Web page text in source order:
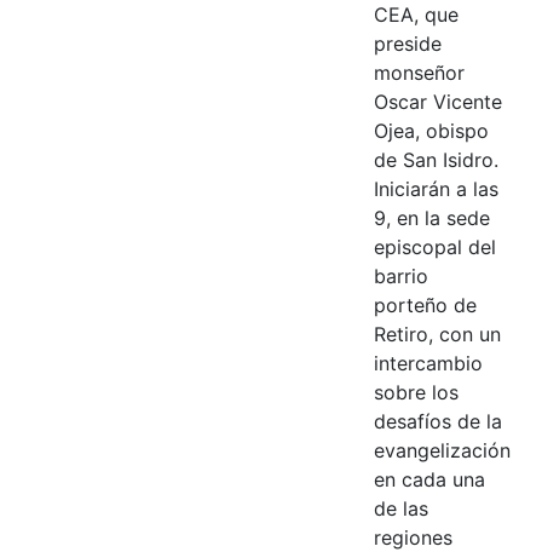
CEA, que
preside
monseñor
Oscar Vicente
Ojea, obispo
de San Isidro.
Iniciarán a las
9, en la sede
episcopal del
barrio
porteño de
Retiro, con un
intercambio
sobre los
desafíos de la
evangelización
en cada una
de las
regiones